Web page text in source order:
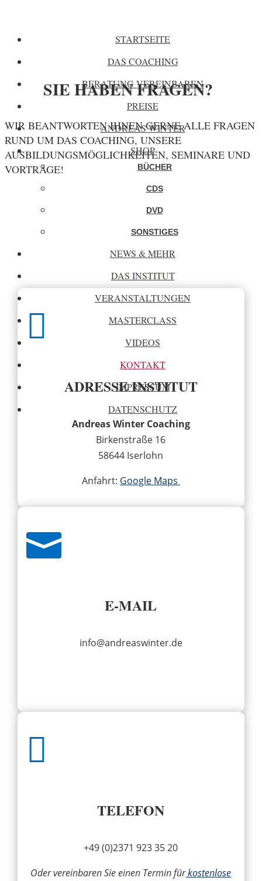
STARTSEITE
DAS COACHING
BERATUNG VEREINBAREN
PREISE
ANDREAS WINTER
SHOP
BÜCHER
CDS
DVD
SONSTIGES
NEWS & MEHR
DAS INSTITUT
VERANSTALTUNGEN
MASTERCLASS
VIDEOS
KONTAKT
IMPRESSUM
DATENSCHUTZ
SIE HABEN FRAGEN?
WIR BEANTWORTEN IHNEN GERNE ALLE FRAGEN
RUND UM DAS COACHING, UNSERE
AUSBILDUNGSMÖGLICHKEITEN, SEMINARE UND
VORTRÄGE!

ADRESSE INSTITUT
Andreas Winter Coaching
Birkenstraße 16
58644 Iserlohn
Anfahrt: Google Maps

E-MAIL
info@andreaswinter.de

TELEFON
+49 (0)2371 923 35 20
Oder vereinbaren Sie einen Termin fürkostenlose